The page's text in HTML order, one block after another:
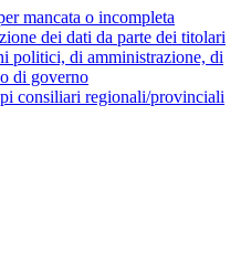
mancata o incompleta
dei dati da parte dei titolari
politici, di amministrazione, di
di governo
consiliari regionali/provinciali